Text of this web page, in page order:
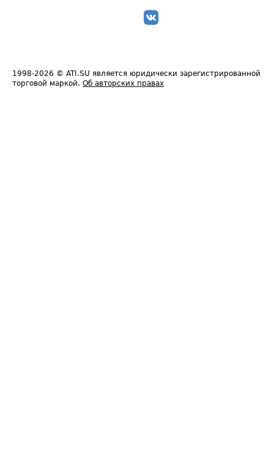
1998-2026 © ATI.SU является юридически зарегистрированной
торговой маркой. Об авторских правах